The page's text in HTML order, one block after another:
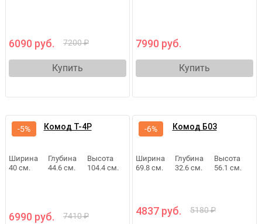
6090 руб. 7200 ₽
Купить
7990 руб.
Купить
Комод Т-4Р
Ширина
40 см.
Глубина
44.6 см.
Высота
104.4 см.
6990 руб. 7410 ₽
-5% Комод Б03
Ширина
69.8 см.
Глубина
32.6 см.
Высота
56.1 см.
4837 руб. 5180 ₽
-6%